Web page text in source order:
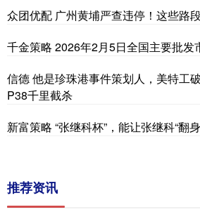
众团优配 广州黄埔严查违停！这些路
千金策略 2026年2月5日全国主要批发
信德 他是珍珠港事件策划人，美特工
P38千里截杀
新富策略 “张继科杯”，能让张继科“翻
推荐资讯